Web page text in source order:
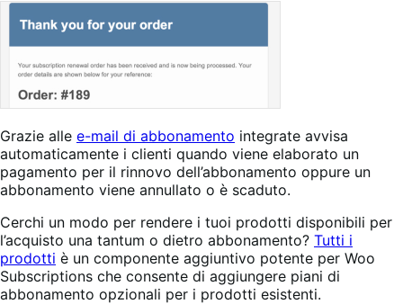
Grazie alle e-mail di abbonamento integrate avvisa
automaticamente i clienti quando viene elaborato un
pagamento per il rinnovo dell’abbonamento oppure un
abbonamento viene annullato o è scaduto.
Cerchi un modo per rendere i tuoi prodotti disponibili per
l’acquisto una tantum o dietro abbonamento? Tutti i
prodotti è un componente aggiuntivo potente per Woo
Subscriptions che consente di aggiungere piani di
abbonamento opzionali per i prodotti esistenti.